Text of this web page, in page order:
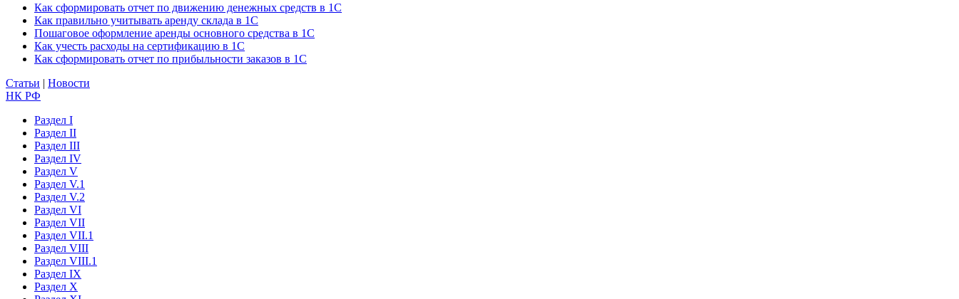
Как сформировать отчет по движению денежных средств в 1С
Как правильно учитывать аренду склада в 1С
Пошаговое оформление аренды основного средства в 1С
Как учесть расходы на сертификацию в 1С
Как сформировать отчет по прибыльности заказов в 1С
Статьи | Новости
НК РФ
Раздел I
Раздел II
Раздел III
Раздел IV
Раздел V
Раздел V.1
Раздел V.2
Раздел VI
Раздел VII
Раздел VII.1
Раздел VIII
Раздел VIII.1
Раздел IX
Раздел X